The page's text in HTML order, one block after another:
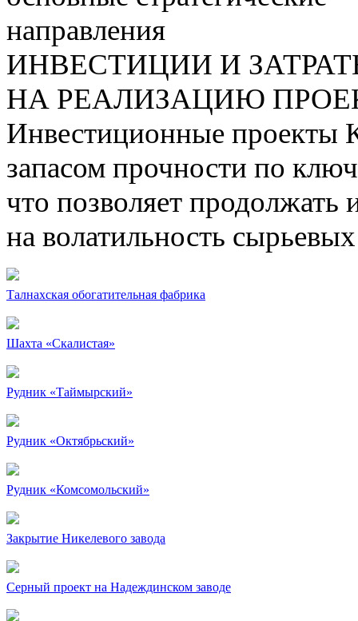
направления
ИНВЕСТИЦИИ И
НА РЕАЛИЗАЦИЮ
Инвестиционные проекты
запасом прочности по
что позволяет продолжать
на волатильность
Талнахская обогатительная фабрика
Шахта «Скалистая»
Рудник «Таймырский»
Рудник «Октябрьский»
Рудник «Комсомольский»
Закрытие Никелевого завода
Серный проект на Надеждинском заводе